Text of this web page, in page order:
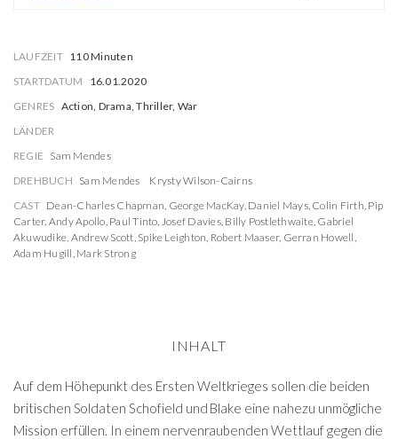
LAUFZEIT 110 Minuten
STARTDATUM
16.01.2020
GENRES Action, Drama, Thriller, War
LÄNDER
REGIE Sam Mendes
DREHBUCH Sam Mendes
Krysty Wilson-Cairns
CAST Dean-Charles Chapman, George MacKay, Daniel Mays, Colin Firth, Pip
Carter, Andy Apollo, Paul Tinto, Josef Davies, Billy Postlethwaite, Gabriel
Akuwudike, Andrew Scott, Spike Leighton, Robert Maaser, Gerran Howell,
Adam Hugill, Mark Strong
INHALT
Auf dem Höhepunkt des Ersten Weltkrieges sollen die beiden
britischen Soldaten Schofield und Blake eine nahezu unmögliche
Mission erfüllen. In einem nervenraubenden Wettlauf gegen die